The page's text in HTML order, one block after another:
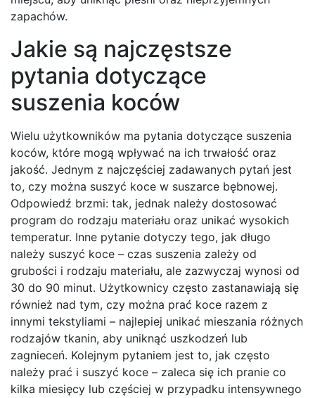
zapachów.
Jakie są najczęstsze
pytania dotyczące
suszenia koców
Wielu użytkowników ma pytania dotyczące suszenia
koców, które mogą wpływać na ich trwałość oraz
jakość. Jednym z najczęściej zadawanych pytań jest
to, czy można suszyć koce w suszarce bębnowej.
Odpowiedź brzmi: tak, jednak należy dostosować
program do rodzaju materiału oraz unikać wysokich
temperatur. Inne pytanie dotyczy tego, jak długo
należy suszyć koce – czas suszenia zależy od
grubości i rodzaju materiału, ale zazwyczaj wynosi od
30 do 90 minut. Użytkownicy często zastanawiają się
również nad tym, czy można prać koce razem z
innymi tekstyliami – najlepiej unikać mieszania różnych
rodzajów tkanin, aby uniknąć uszkodzeń lub
zagnieceń. Kolejnym pytaniem jest to, jak często
należy prać i suszyć koce – zaleca się ich pranie co
kilka miesięcy lub częściej w przypadku intensywnego